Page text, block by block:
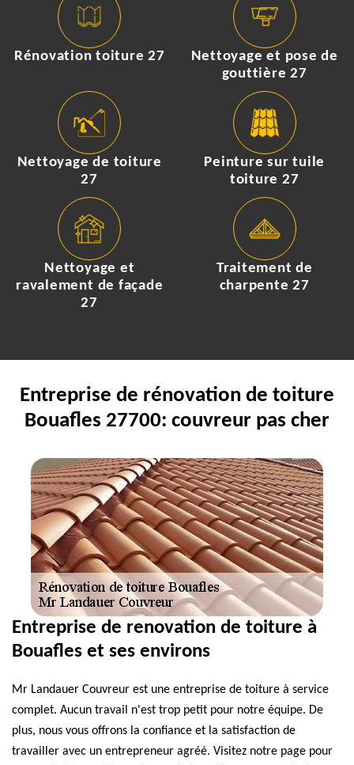
Rénovation toiture 27
Nettoyage et pose de
gouttière 27
Nettoyage de toiture
27
Peinture sur tuile
toiture 27
Nettoyage et
ravalement de façade
27
Traitement de
charpente 27
Entreprise de rénovation de toiture
Bouafles 27700: couvreur pas cher
Entreprise de renovation de toiture à
Bouafles et ses environs
Mr Landauer Couvreur est une entreprise de toiture à service
complet. Aucun travail n'est trop petit pour notre équipe. De
plus, nous vous offrons la confiance et la satisfaction de
travailler avec un entrepreneur agréé. Visitez notre page pour